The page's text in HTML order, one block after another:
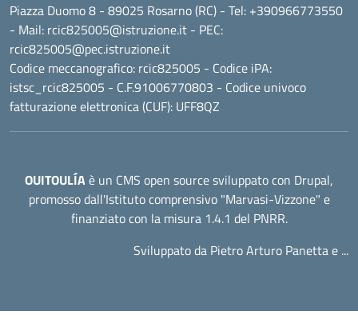
Piazza Duomo 8 - 89025 Rosarno (RC) - Tel: +390966773550
- Mail: rcic825005@istruzione.it - PEC:
rcic825005@pec.istruzione.it
Codice meccanografico: rcic825005 - Codice iPA:
istsc_rcic825005 - C.F.91006770803 - Codice univoco
fatturazione elettronica (CUF): UFF8QZ
OUITOULÍAè un CMS open source sviluppato con Drupal,
promosso dall'Istituto comprensivo "Marvasi-Vizzone" e
finanziato con la misura 1.4.1 del PNRR.
Sviluppato da Pietro Arturo Panetta e ...